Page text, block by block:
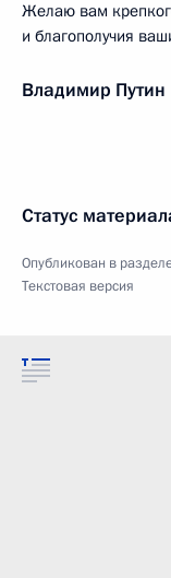
Желаю вам
и благополучия
Владимир Путин
Статус
Опубликован в
Текстовая версия